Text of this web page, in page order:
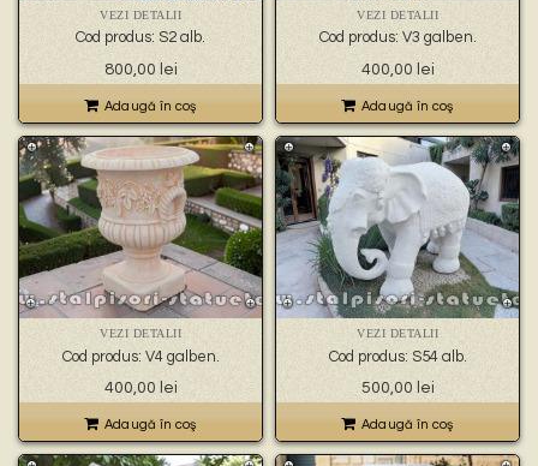
VEZI DETALII
Cod produs: S2 alb.
800,00 lei
Adaugă în coş
VEZI DETALII
Cod produs: V3 galben.
400,00 lei
Adaugă în coş
VEZI DETALII
Cod produs: V4 galben.
400,00 lei
Adaugă în coş
VEZI DETALII
Cod produs: S54 alb.
500,00 lei
Adaugă în coş